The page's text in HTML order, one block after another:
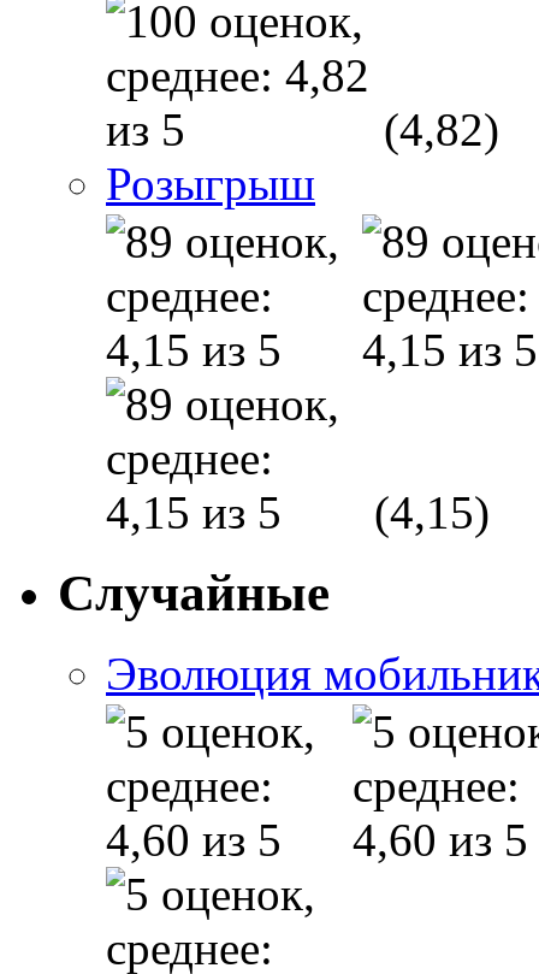
(4,82)
Розыгрыш
(4,15)
Случайные
Эволюция